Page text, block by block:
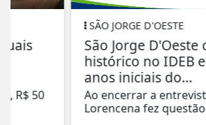
SÃO JORGE D'OESTE
São Jorge D'Oeste celebra
histórico no IDEB e
anos iniciais do...
Ao encerrar a entrevista, a
Lorencena fez questão de